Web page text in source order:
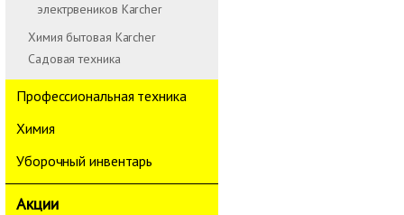
электрвеников Karcher
Химия бытовая Karcher
Садовая техника
Профессиональная техника
Химия
Уборочный инвентарь
Акции